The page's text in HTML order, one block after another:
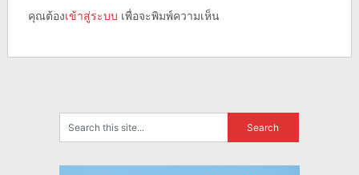
คุณต้องเข้าสู่ระบบ เพื่อจะพิมพ์ความเห็น